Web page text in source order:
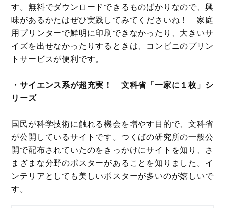
す。無料でダウンロードできるものばかりなので、興
味があるかたはぜひ実践してみてくださいね！ 家庭
用プリンターで鮮明に印刷できなかったり、大きいサ
イズを出せなかったりするときは、コンビニのプリン
トサービスが便利です。
・サイエンス系が超充実！ 文科省「一家に１枚」シ
リーズ
国民が科学技術に触れる機会を増やす目的で、文科省
が公開しているサイトです。つくばの研究所の一般公
開で配布されていたのをきっかけにサイトを知り、さ
まざまな分野のポスターがあることを知りました。イ
ンテリアとしても美しいポスターが多いのが嬉しいで
す。